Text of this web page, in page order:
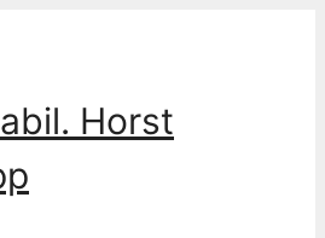
Horst